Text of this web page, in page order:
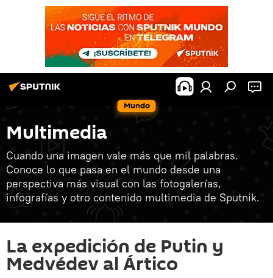
Mundo
Multimedia
Cuando una imagen vale más que mil palabras.
Conoce lo que pasa en el mundo desde una
perspectiva más visual con las fotogalerías,
infografías y otro contenido multimedia de Sputnik.
La expedición de Putin y
Medvédev al Ártico